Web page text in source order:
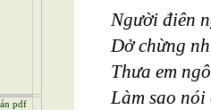
Người điên
Dở chừng
Thưa em
Làm sao